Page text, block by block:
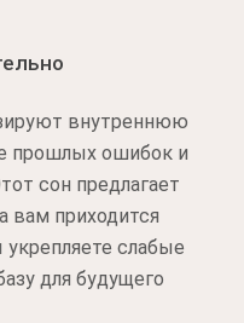
внутреннюю
прошлых ошибок и
сон предлагает
вам приходится
слабые
для будущего